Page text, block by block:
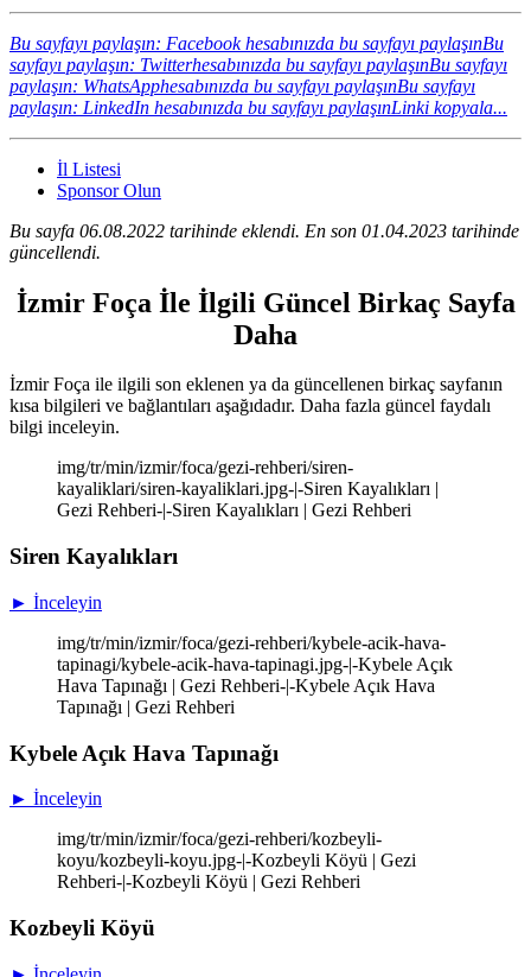
Bu sayfayı paylaşın: Facebook hesabınızda bu sayfayı paylaşınBu
sayfayı paylaşın: Twitterhesabınızda bu sayfayı paylaşınBu sayfayı
paylaşın: WhatsApphesabınızda bu sayfayı paylaşınBu sayfayı
paylaşın: LinkedIn hesabınızda bu sayfayı paylaşınLinki kopyala...
İl Listesi
Sponsor Olun
Bu sayfa 06.08.2022 tarihinde eklendi. En son 01.04.2023 tarihinde
güncellendi.
İzmir Foça İle İlgili Güncel Birkaç Sayfa
Daha
İzmir Foça ile ilgili son eklenen ya da güncellenen birkaç sayfanın
kısa bilgileri ve bağlantıları aşağıdadır. Daha fazla güncel faydalı
bilgi inceleyin.
img/tr/min/izmir/foca/gezi-rehberi/siren-
kayaliklari/siren-kayaliklari.jpg-|-Siren Kayalıkları |
Gezi Rehberi-|-Siren Kayalıkları | Gezi Rehberi
Siren Kayalıkları
► İnceleyin
img/tr/min/izmir/foca/gezi-rehberi/kybele-acik-hava-
tapinagi/kybele-acik-hava-tapinagi.jpg-|-Kybele Açık
Hava Tapınağı | Gezi Rehberi-|-Kybele Açık Hava
Tapınağı | Gezi Rehberi
Kybele Açık Hava Tapınağı
► İnceleyin
img/tr/min/izmir/foca/gezi-rehberi/kozbeyli-
koyu/kozbeyli-koyu.jpg-|-Kozbeyli Köyü | Gezi
Rehberi-|-Kozbeyli Köyü | Gezi Rehberi
Kozbeyli Köyü